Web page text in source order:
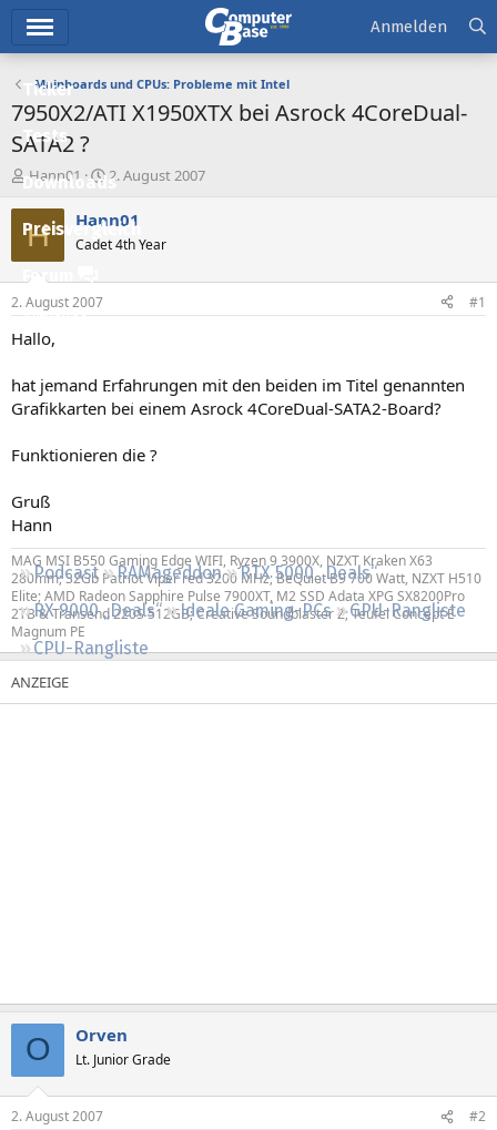
Ticker
Tests
Downloads
Preisvergleich
Forum
Aktuelles
Neue Beiträge
Regeln
Podcast RAMageddon
RTX 5000 „Deals“
RX 9000 „Deals“
Ideale Gaming-PCs
GPU-Rangliste
CPU-Rangliste
Anmelden
Mainboards und CPUs: Probleme mit Intel
7950X2/ATI X1950XTX bei Asrock 4CoreDual-
SATA2 ?
E
r
s
t
l
e
r
Hann01
E
r
s
e
t
2. August 2007
H Hann01
Cadet 4th Year
2. August 2007 #1
Hallo,
hat jemand Erfahrungen mit den beiden im Titel genannten
Grafikkarten bei einem Asrock 4CoreDual-SATA2-Board?
Funktionieren die ?
Gruß
Hann
MAG MSI B550 Gaming Edge WIFI, Ryzen 9 3900X, NZXT Kraken X63
280mm; 32Gb Patriot Viper red 3200 MHz; BeQuiet B9 700 Watt, NZXT H510
Elite; AMD Radeon Sapphire Pulse 7900XT, M2 SSD Adata XPG SX8200Pro
2TB & Transend 220S 512GB; Creative Soundblaster Z; Teufel Concept E
Magnum PE
O Orven
Lt. Junior Grade
2. August 2007 #2